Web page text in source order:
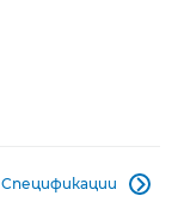
Спецификации 